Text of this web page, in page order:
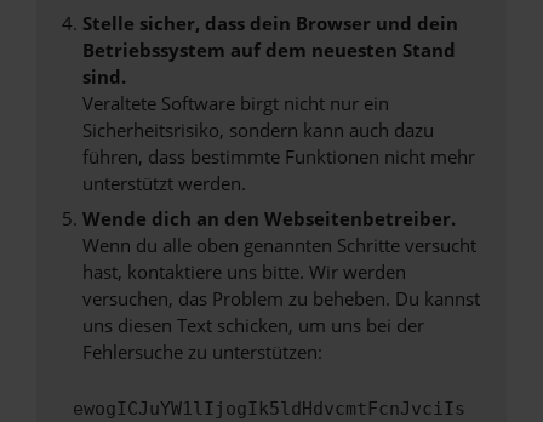
Stelle sicher, dass dein Browser und dein
Betriebssystem auf dem neuesten Stand
sind.
Veraltete Software birgt nicht nur ein
Sicherheitsrisiko, sondern kann auch dazu
führen, dass bestimmte Funktionen nicht mehr
unterstützt werden.
Wende dich an den Webseitenbetreiber.
Wenn du alle oben genannten Schritte versucht
hast, kontaktiere uns bitte. Wir werden
versuchen, das Problem zu beheben. Du kannst
uns diesen Text schicken, um uns bei der
Fehlersuche zu unterstützen:
ewogICJuYW1lIjogIk5ldHdvcmtFcnJvciIs